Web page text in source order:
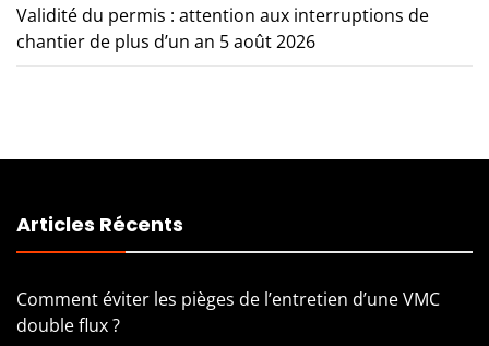
Validité du permis : attention aux interruptions de
chantier de plus d’un an 5 août 2026
Articles Récents
Comment éviter les pièges de l’entretien d’une VMC
double flux ?